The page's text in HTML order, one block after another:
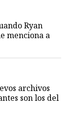
Ryan
menciona a
archivos
son los del